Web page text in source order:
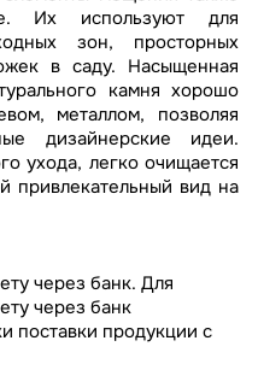
Их используют для
зон, просторных
в саду. Насыщенная
камня хорошо
металлом, позволяя
дизайнерские идеи.
ухода, легко очищается
привлекательный вид на
через банк. Для
через банк
поставки продукции с